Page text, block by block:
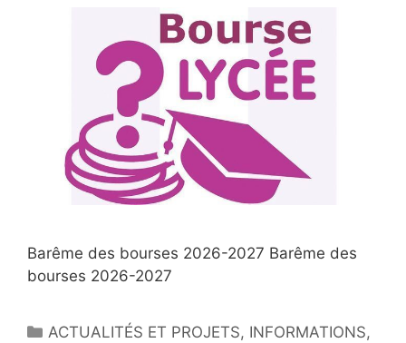
Barême des bourses 2026-2027 Barême des
bourses 2026-2027
Catégories
ACTUALITÉS ET PROJETS, INFORMATIONS,